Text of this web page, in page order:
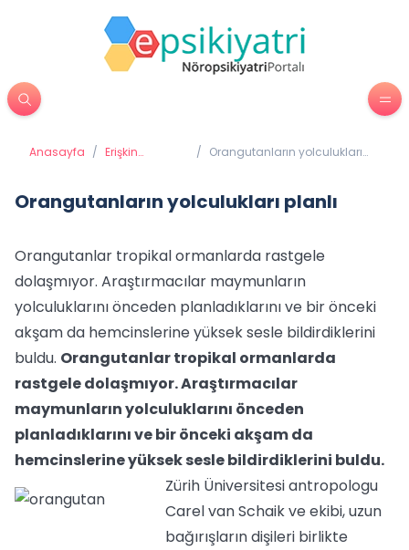
Anasayfa / Erişkin
/ Orangutanların yolculukları
Orangutanların yolculukları planlı
Orangutanlar tropikal ormanlarda rastgele
dolaşmıyor. Araştırmacılar maymunların
yolculuklarını önceden planladıklarını ve bir önceki
akşam da hemcinslerine yüksek sesle bildirdiklerini
buldu. Orangutanlar tropikal ormanlarda
rastgele dolaşmıyor. Araştırmacılar
maymunların yolculuklarını önceden
planladıklarını ve bir önceki akşam da
hemcinslerine yüksek sesle bildirdiklerini buldu.
Zürih Üniversitesi antropologu
Carel van Schaik ve ekibi, uzun
bağırışların dişileri birlikte